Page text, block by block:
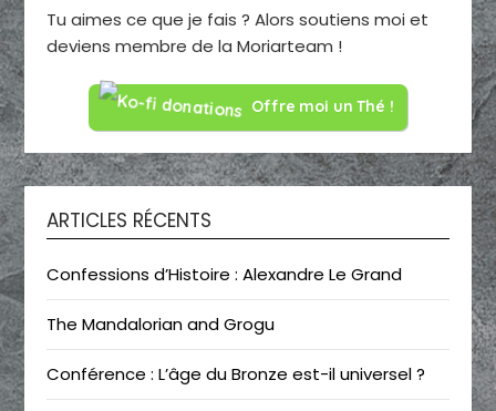
Tu aimes ce que je fais ? Alors soutiens moi et
deviens membre de la Moriarteam !
Offre moi un Thé !
ARTICLES RÉCENTS
Confessions d’Histoire : Alexandre Le Grand
The Mandalorian and Grogu
Conférence : L’âge du Bronze est-il universel ?